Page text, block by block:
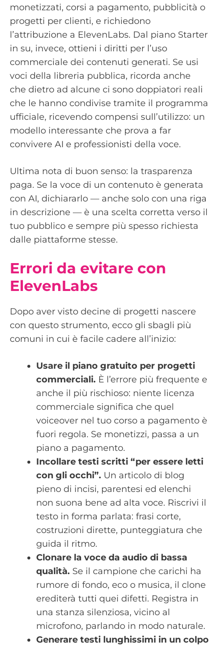
monetizzati, corsi a pagamento, pubblicità o
progetti per clienti, e richiedono
l’attribuzione a ElevenLabs. Dal piano Starter
in su, invece, ottieni i diritti per l’uso
commerciale dei contenuti generati. Se usi
voci della libreria pubblica, ricorda anche
che dietro ad alcune ci sono doppiatori reali
che le hanno condivise tramite il programma
ufficiale, ricevendo compensi sull’utilizzo: un
modello interessante che prova a far
convivere AI e professionisti della voce.
Ultima nota di buon senso: la trasparenza
paga. Se la voce di un contenuto è generata
con AI, dichiararlo — anche solo con una riga
in descrizione — è una scelta corretta verso il
tuo pubblico e sempre più spesso richiesta
dalle piattaforme stesse.
Errori da evitare con
ElevenLabs
Dopo aver visto decine di progetti nascere
con questo strumento, ecco gli sbagli più
comuni in cui è facile cadere all’inizio:
Usare il piano gratuito per progetti
commerciali. È l’errore più frequente e
anche il più rischioso: niente licenza
commerciale significa che quel
voiceover nel tuo corso a pagamento è
fuori regola. Se monetizzi, passa a un
piano a pagamento.
Incollare testi scritti “per essere letti
con gli occhi”. Un articolo di blog
pieno di incisi, parentesi ed elenchi
non suona bene ad alta voce. Riscrivi il
testo in forma parlata: frasi corte,
costruzioni dirette, punteggiatura che
guida il ritmo.
Clonare la voce da audio di bassa
qualità. Se il campione che carichi ha
rumore di fondo, eco o musica, il clone
erediterà tutti quei difetti. Registra in
una stanza silenziosa, vicino al
microfono, parlando in modo naturale.
Generare testi lunghissimi in un colpo